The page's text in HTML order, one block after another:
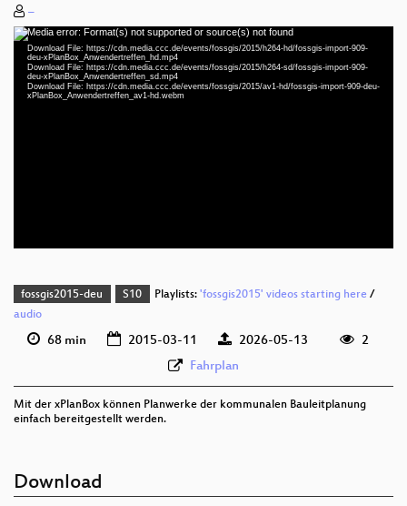
–
Video
Player
Media error: Format(s) not supported or source(s) not found
Download File: https://cdn.media.ccc.de/events/fossgis/2015/h264-hd/fossgis-import-909-
deu-xPlanBox_Anwendertreffen_hd.mp4
Download File: https://cdn.media.ccc.de/events/fossgis/2015/h264-sd/fossgis-import-909-
deu-xPlanBox_Anwendertreffen_sd.mp4
Download File: https://cdn.media.ccc.de/events/fossgis/2015/av1-hd/fossgis-import-909-deu-
xPlanBox_Anwendertreffen_av1-hd.webm
fossgis2015-deu S10 Playlists: 'fossgis2015' videos starting here/
audio
68 min 2015-03-11 2026-05-13
2
Fahrplan
Mit der xPlanBox können Planwerke der kommunalen Bauleitplanung
einfach bereitgestellt werden.
Download